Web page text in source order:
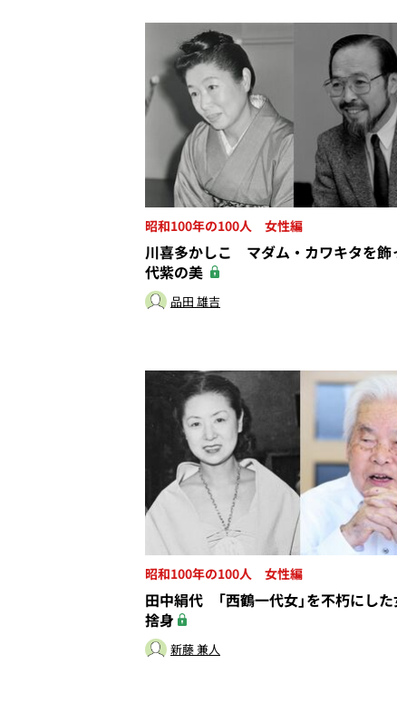
昭和100年の100人 女性編
川喜多かしこ マダム・カワキタを飾
代紫の美
品田 雄吉
昭和100年の100人 女性編
田中絹代 「西鶴一代女」を不朽にし
捨身
新藤 兼人